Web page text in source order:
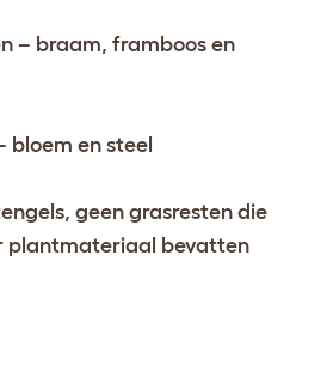
– braam, framboos en
bloem en steel
geen grasresten die
plantmateriaal bevatten